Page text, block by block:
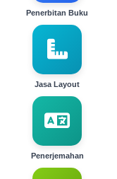
Penerbitan Buku
Jasa Layout
Penerjemahan